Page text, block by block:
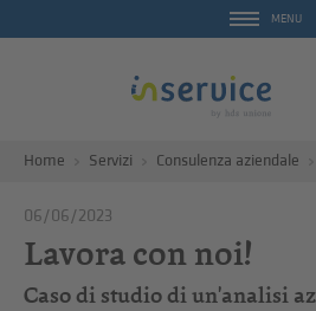
MENU
Home Servizi Consulenza aziendale
06/06/2023
Lavora con noi!
Caso di studio di un'analisi